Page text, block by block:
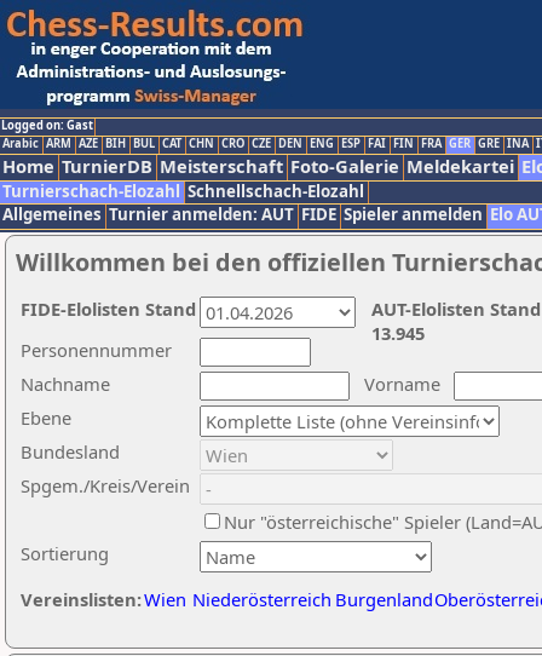
Logged on: Gast
Arabic ARM AZE BIH BUL CAT CHN CRO CZE DEN ENG ESP FAI FIN FRA GER GRE INA
Home TurnierDB Meisterschaft Foto-Galerie Meldekartei
Turnierschach-Elozahl Schnellschach-Elozahl
Allgemeines Turnier anmelden: AUT FIDE Spieler anmelden Elo
Willkommen bei den offiziellen
Nachname
Vorname
Ebene
Sortierung
Personennummer
Bundesland
Spgem./Kreis/Verein
Nur "österreichische" Spieler
Vereinslisten:Wien Niederösterreich Burgenland
AUT-Elolisten
13.945
FIDE-Elolisten Stand